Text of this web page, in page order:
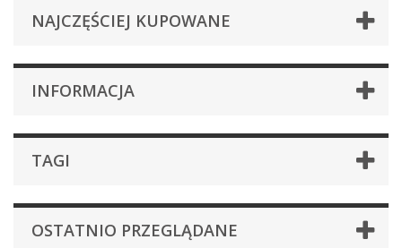
NAJCZĘŚCIEJ KUPOWANE
INFORMACJA
TAGI
OSTATNIO PRZEGLĄDANE